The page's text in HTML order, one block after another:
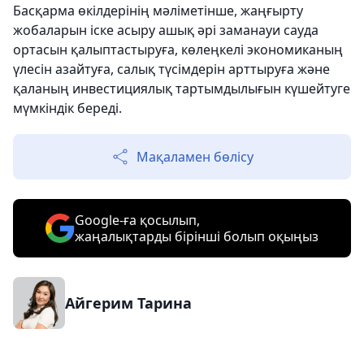
Басқарма өкілдерінің мәліметінше, жаңғырту
жобаларын іске асыру ашық әрі заманауи сауда
ортасын қалыптастыруға, көлеңкелі экономиканың
үлесін азайтуға, салық түсімдерін арттыруға және
қаланың инвестициялық тартымдылығын күшейтуге
мүмкіндік береді.
Мақаламен бөлісу
Google-ға қосылып,
жаңалықтарды бірінші болып оқыңыз
Айгерим Тарина